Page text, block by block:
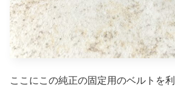
ここにこの純正の固定用のベルトを